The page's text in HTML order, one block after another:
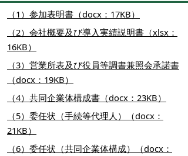
（1）参加表明書（docx：17KB）
（2）会社概要及び導入実績説明書（xlsx：
16KB）
（3）営業所表及び役員等調書兼照会承諾書
（docx：19KB）
（4）共同企業体構成書（docx：23KB）
（5）委任状（手続等代理人）（docx：
21KB）
（6）委任状（共同企業体構成）（docx：